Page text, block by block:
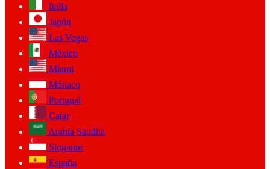
Italia
Japón
Las Vegas
México
Miami
Mónaco
Portugal
Catar
Arabia Saudita
Singapur
España